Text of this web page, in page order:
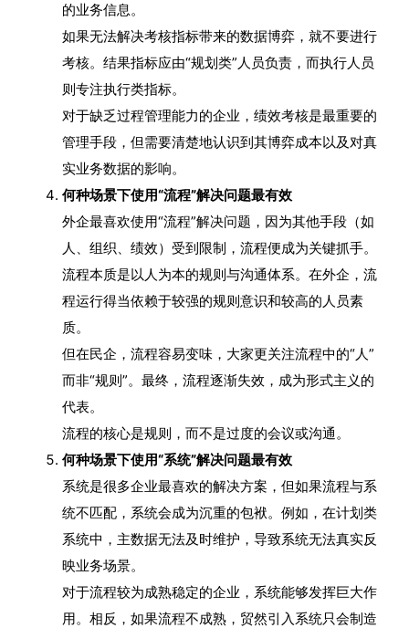
的业务信息。
如果无法解决考核指标带来的数据博弈，就不要进行
考核。结果指标应由“规划类”人员负责，而执行人员
则专注执行类指标。
对于缺乏过程管理能力的企业，绩效考核是最重要的
管理手段，但需要清楚地认识到其博弈成本以及对真
实业务数据的影响。
何种场景下使用“流程”解决问题最有效
外企最喜欢使用“流程”解决问题，因为其他手段（如
人、组织、绩效）受到限制，流程便成为关键抓手。
流程本质是以人为本的规则与沟通体系。在外企，流
程运行得当依赖于较强的规则意识和较高的人员素
质。
但在民企，流程容易变味，大家更关注流程中的“人”
而非“规则”。最终，流程逐渐失效，成为形式主义的
代表。
流程的核心是规则，而不是过度的会议或沟通。
何种场景下使用“系统”解决问题最有效
系统是很多企业最喜欢的解决方案，但如果流程与系
统不匹配，系统会成为沉重的包袱。例如，在计划类
系统中，主数据无法及时维护，导致系统无法真实反
映业务场景。
对于流程较为成熟稳定的企业，系统能够发挥巨大作
用。相反，如果流程不成熟，贸然引入系统只会制造